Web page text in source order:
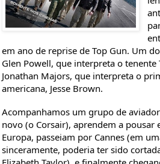
em ano de reprise de Top Gun. Um
Glen Powell, que interpreta o
Jonathan Majors, que interpreta o
americana, Jesse Brown.
Acompanhamos um grupo de
novo (o Corsair), aprendem a
Europa, passeiam por Cannes (em
sinceramente, poderia ter sido